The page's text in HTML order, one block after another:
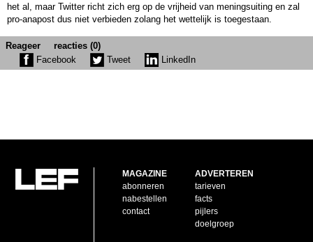
het al, maar Twitter richt zich erg op de vrijheid van meningsuiting en zal
pro-anapost dus niet verbieden zolang het wettelijk is toegestaan.
Reageer
reacties (0)
Facebook
Tweet LinkedIn
MAGAZINE
abonneren
nabestellen
contact
ADVERTEREN
tarieven
facts
pijlers
doelgroep